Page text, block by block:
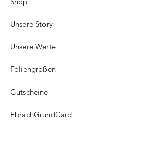
Unsere Story
Unsere Werte
Foliengrößen
Gutscheine
EbrachGrundCard